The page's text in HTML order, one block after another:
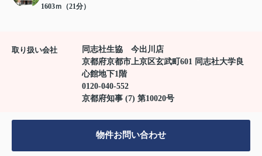
1603ｍ（21分）
取り扱い会社
同志社生協 今出川店
京都府京都市上京区玄武町601 同志社大学良
心館地下1階
0120-040-552
京都府知事 (7) 第10020号
物件お問い合わせ